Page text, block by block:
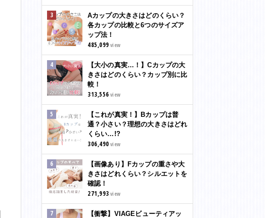
Aカップの大きさはどのくらい？
各カップの比較と6つのサイズア
ップ法！
485,099 view
【大小の真実…！】Cカップの大
きさはどのくらい？カップ別に比
較！
313,556 view
【これが真実！】Bカップは普
通？小さい？理想の大きさはどれ
くらい…!?
306,490 view
【画像あり】Fカップの重さや大
きさはどれくらい？シルエットを
確認！
271,993 view
【衝撃】VIAGEビューティアッ